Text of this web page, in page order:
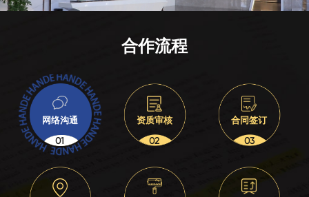
合作流程
网络沟通
01
资质审核
02
合同签订
03